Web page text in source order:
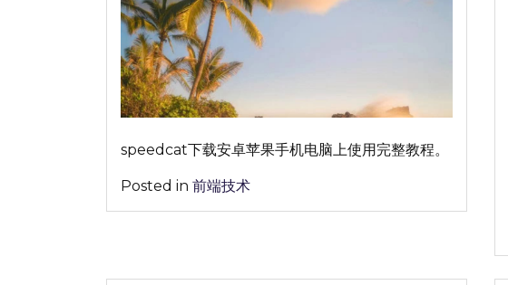
用
分
享
稳
speedcat下载安卓苹果手机电脑上使用完整教程。
Posted in 前端技术